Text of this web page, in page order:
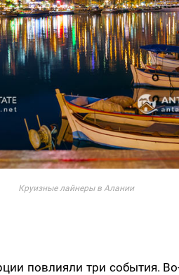
Круизные лайнеры в Алании
повлияли три события.